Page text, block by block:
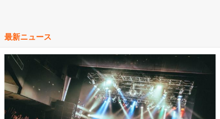
最新ニュース